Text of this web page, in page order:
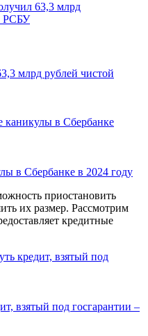
млрд рублей чистой
в Сбербанке в 2024 году
приостановить
их размер. Рассмотрим
кредитные
взятый под госгарантии –